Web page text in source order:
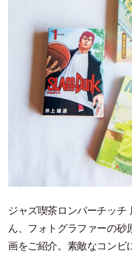
ジャズ喫茶ロンパーチッチ
ん、フォトグラファーの砂
画をご紹介。素敵なコンビ